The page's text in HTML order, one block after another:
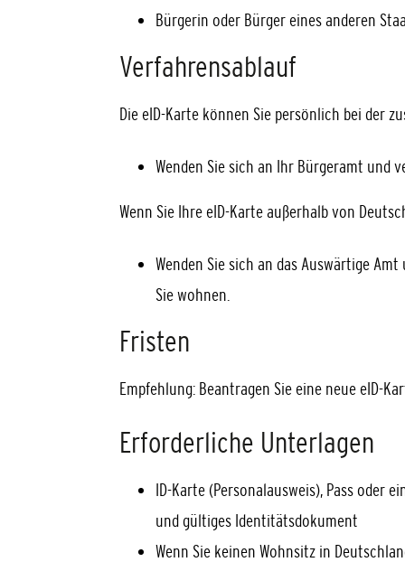
Bürgerin oder Bürger eines anderen
Verfahrensablauf
Die eID-Karte können Sie persönlich bei der
Wenden Sie sich an Ihr Bürgeramt und
Wenn Sie Ihre eID-Karte außerhalb von
Wenden Sie sich an das Auswärtige
Sie wohnen.
Fristen
Empfehlung: Beantragen Sie eine neue eID-
Erforderliche Unterlagen
ID-Karte (Personalausweis), Pass oder
und gültiges Identitätsdokument
Wenn Sie keinen Wohnsitz in